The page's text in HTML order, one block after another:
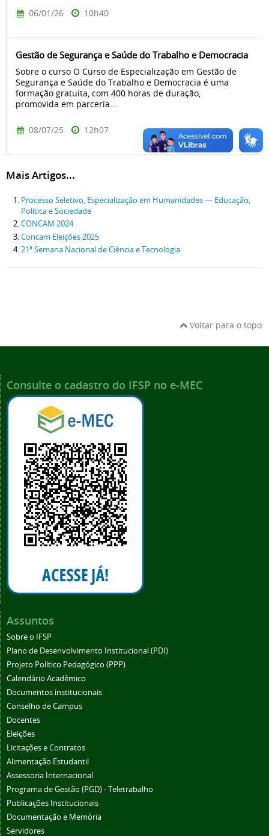
06/01/26 10h40
Gestão de Segurança e Saúde do Trabalho e Democracia
Sobre o curso O Curso de Especialização em Gestão de
Segurança e Saúde do Trabalho e Democracia é uma
formação gratuita, com 400 horas de duração,
promovida em parceria...
08/07/25 12h07
Mais Artigos...
Processo Seletivo, Especialização em Humanidades — Educação,
Política e Sociedade
CONCAM 2024
Concam Eleições 2025
21ª Semana Nacional de Ciência e Tecnologia
Voltar para o topo
Consulte o cadastro do IFSP no e-MEC
Assuntos
Sobre o IFSP
Plano de Desenvolvimento Institucional (PDI)
Projeto Político Pedagógico (PPP)
Calendário Acadêmico
Documentos institucionais
Conselho de Campus
Docentes
Eleições
Licitações e Contratos
Alimentação Estudantil
Assessoria Internacional
Programa de Gestão (PGD) - Teletrabalho
Publicações Institucionais
Documentação e Memória
Servidores